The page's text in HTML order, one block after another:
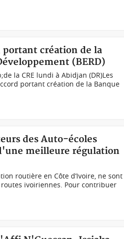
création de la
(BERD)
la CRE lundi à Abidjan (DR)Les
portant création de la Banque
des Auto-écoles
meilleure régulation
routière en Côte d’Ivoire, ne sont
ivoiriennes. Pour contribuer